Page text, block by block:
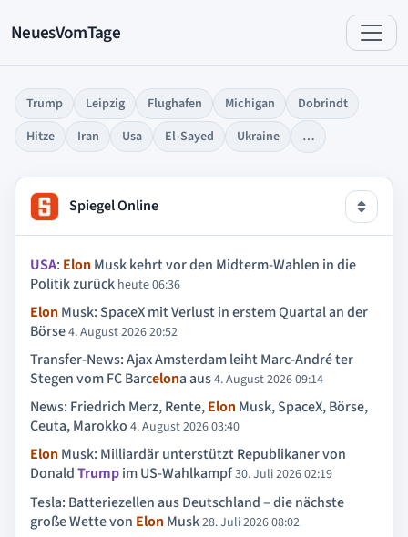
NeuesVomTage
Trump Leipzig Flughafen Michigan
Dobrindt
Hitze
Iran Usa El-Sayed Ukraine …
Spiegel Online
USA: Elon Musk kehrt vor den Midterm-Wahlen in die
Politik zurück heute 06:36
Elon Musk: SpaceX mit Verlust in erstem Quartal an der
Börse4. August 2026 20:52
Transfer-News: Ajax Amsterdam leiht Marc-André ter
Stegen vom FC Barcelona aus4. August 2026 09:14
News: Friedrich Merz, Rente,Elon Musk, SpaceX, Börse,
Ceuta, Marokko 4. August 2026 03:40
Elon Musk: Milliardär unterstützt Republikaner von
DonaldTrumpim US-Wahlkampf30. Juli 2026 02:19
Tesla: Batteriezellen aus Deutschland – die nächste
große Wette von Elon Musk28. Juli 2026 08:02